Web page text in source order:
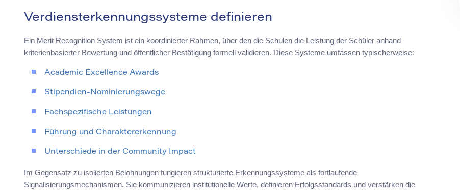
Verdiensterkennungssysteme definieren
Ein Merit Recognition System ist ein koordinierter Rahmen, über den die Schulen die Leistung der Schüler anhand
kriterienbasierter Bewertung und öffentlicher Bestätigung formell validieren. Diese Systeme umfassen typischerweise:
Academic Excellence Awards
Stipendien-Nominierungswege
Fachspezifische Leistungen
Führung und Charaktererkennung
Unterschiede in der Community Impact
Im Gegensatz zu isolierten Belohnungen fungieren strukturierte Erkennungssysteme als fortlaufende
Signalisierungsmechanismen. Sie kommunizieren institutionelle Werte, definieren Erfolgsstandards und verstärken die